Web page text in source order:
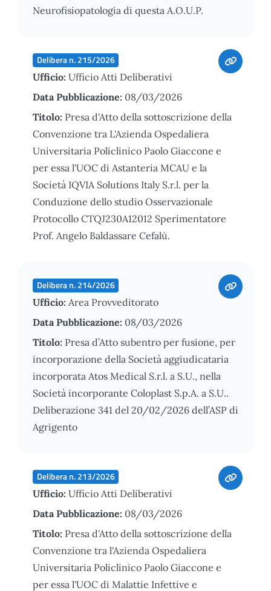
Neurofisiopatologia di questa A.O.U.P.
Delibera n. 215/2026
Ufficio: Ufficio Atti Deliberativi
Data Pubblicazione: 08/03/2026
Titolo: Presa d'Atto della sottoscrizione della
Convenzione tra L'Azienda Ospedaliera
Universitaria Policlinico Paolo Giaccone e
per essa l'UOC di Astanteria MCAU e la
Società IQVIA Solutions Italy S.r.l. per la
Conduzione dello studio Osservazionale
Protocollo CTQJ230A12012 Sperimentatore
Prof. Angelo Baldassare Cefalù.
Delibera n. 214/2026
Ufficio: Area Provveditorato
Data Pubblicazione: 08/03/2026
Titolo: Presa d’Atto subentro per fusione, per
incorporazione della Società aggiudicataria
incorporata Atos Medical S.r.l. a S.U., nella
Società incorporante Coloplast S.p.A. a S.U..
Deliberazione 341 del 20/02/2026 dell’ASP di
Agrigento
Delibera n. 213/2026
Ufficio: Ufficio Atti Deliberativi
Data Pubblicazione: 08/03/2026
Titolo: Presa d'Atto della sottoscrizione della
Convenzione tra l'Azienda Ospedaliera
Universitaria Policlinico Paolo Giaccone e
per essa l'UOC di Malattie Infettive e